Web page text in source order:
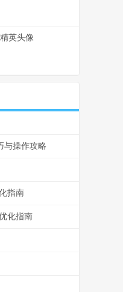
英头像
与操作攻略
指南
化指南